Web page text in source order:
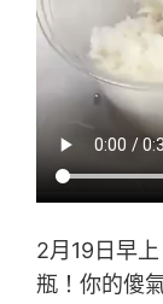
2月19日早
瓶！你的傻